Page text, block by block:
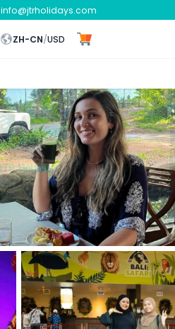
info@jtrholidays.com
ZH-CN/USD